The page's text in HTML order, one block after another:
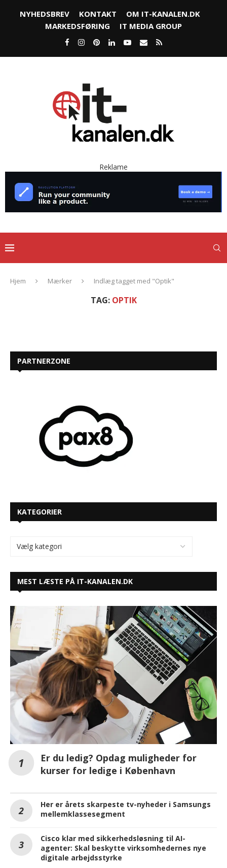
NYHEDSBREV KONTAKT
OM IT-KANALEN.DK
MARKEDSFØRING
IT MEDIA GROUP
Reklame
Hjem Mærker Indlæg tagget med "Optik"
TAG: OPTIK
PARTNERZONE
KATEGORIER
MEST LÆSTE PÅ IT-KANALEN.DK
Er du ledig? Opdag muligheder for
kurser for ledige i København
Her er årets skarpeste tv-nyheder i Samsungs
mellemklassesegment
Cisco klar med sikkerhedsløsning til AI-
agenter: Skal beskytte virksomhedernes nye
digitale arbejdsstyrke